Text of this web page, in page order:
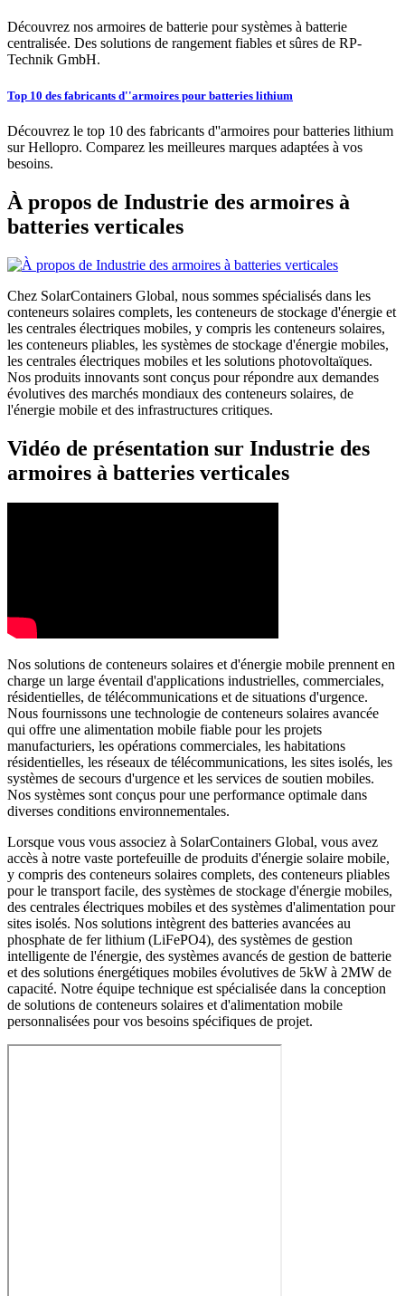
Découvrez nos armoires de batterie pour systèmes à batterie
centralisée. Des solutions de rangement fiables et sûres de RP-
Technik GmbH.
Top 10 des fabricants d''armoires pour batteries lithium
Découvrez le top 10 des fabricants d''armoires pour batteries lithium
sur Hellopro. Comparez les meilleures marques adaptées à vos
besoins.
À propos de Industrie des armoires à
batteries verticales
Chez SolarContainers Global, nous sommes spécialisés dans les
conteneurs solaires complets, les conteneurs de stockage d'énergie et
les centrales électriques mobiles, y compris les conteneurs solaires,
les conteneurs pliables, les systèmes de stockage d'énergie mobiles,
les centrales électriques mobiles et les solutions photovoltaïques.
Nos produits innovants sont conçus pour répondre aux demandes
évolutives des marchés mondiaux des conteneurs solaires, de
l'énergie mobile et des infrastructures critiques.
Vidéo de présentation sur Industrie des
armoires à batteries verticales
Nos solutions de conteneurs solaires et d'énergie mobile prennent en
charge un large éventail d'applications industrielles, commerciales,
résidentielles, de télécommunications et de situations d'urgence.
Nous fournissons une technologie de conteneurs solaires avancée
qui offre une alimentation mobile fiable pour les projets
manufacturiers, les opérations commerciales, les habitations
résidentielles, les réseaux de télécommunications, les sites isolés, les
systèmes de secours d'urgence et les services de soutien mobiles.
Nos systèmes sont conçus pour une performance optimale dans
diverses conditions environnementales.
Lorsque vous vous associez à SolarContainers Global, vous avez
accès à notre vaste portefeuille de produits d'énergie solaire mobile,
y compris des conteneurs solaires complets, des conteneurs pliables
pour le transport facile, des systèmes de stockage d'énergie mobiles,
des centrales électriques mobiles et des systèmes d'alimentation pour
sites isolés. Nos solutions intègrent des batteries avancées au
phosphate de fer lithium (LiFePO4), des systèmes de gestion
intelligente de l'énergie, des systèmes avancés de gestion de batterie
et des solutions énergétiques mobiles évolutives de 5kW à 2MW de
capacité. Notre équipe technique est spécialisée dans la conception
de solutions de conteneurs solaires et d'alimentation mobile
personnalisées pour vos besoins spécifiques de projet.